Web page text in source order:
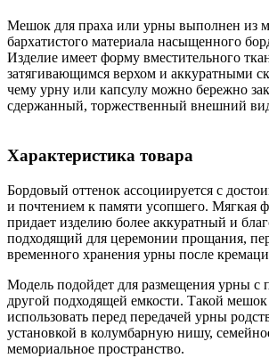
Мешок для праха или урны выполнен из
бархатистого материала насыщенного
Изделие имеет форму вместительного
затягивающимся верхом и аккуратными
чему урну или капсулу можно бережно
сдержанный, торжественный внешний
Характеристика товара
Бордовый оттенок ассоциируется с
и почтением к памяти усопшего. Мягкая
придает изделию более аккуратный и
подходящий для церемонии прощания,
временного хранения урны после
Модель подойдет для размещения урны с
другой подходящей емкости. Такой
использовать перед передачей урны
установкой в колумбарную нишу,
мемориальное пространство.